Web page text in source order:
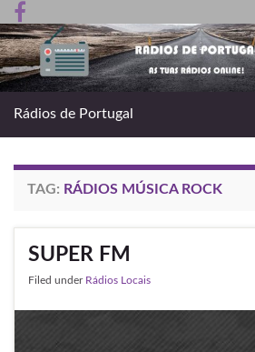
Rádios de Portugal
TAG: RÁDIOS MÚSICA ROCK
SUPER FM
Filed under Rádios Locais